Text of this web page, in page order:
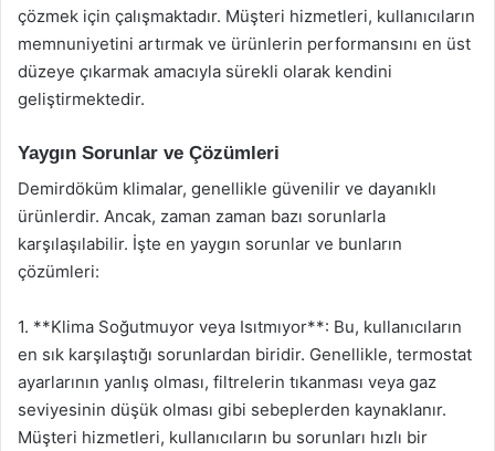
çözmek için çalışmaktadır. Müşteri hizmetleri, kullanıcıların
memnuniyetini artırmak ve ürünlerin performansını en üst
düzeye çıkarmak amacıyla sürekli olarak kendini
geliştirmektedir.
Yaygın Sorunlar ve Çözümleri
Demirdöküm klimalar, genellikle güvenilir ve dayanıklı
ürünlerdir. Ancak, zaman zaman bazı sorunlarla
karşılaşılabilir. İşte en yaygın sorunlar ve bunların
çözümleri:
1. **Klima Soğutmuyor veya Isıtmıyor**: Bu, kullanıcıların
en sık karşılaştığı sorunlardan biridir. Genellikle, termostat
ayarlarının yanlış olması, filtrelerin tıkanması veya gaz
seviyesinin düşük olması gibi sebeplerden kaynaklanır.
Müşteri hizmetleri, kullanıcıların bu sorunları hızlı bir